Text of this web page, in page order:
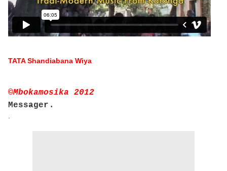
TATA Shandiabana Wiya
©Mbokamosika 2012
Messager .